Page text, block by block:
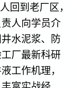
回到老厂区，
人向学员介
水泥浆、防
厂最新科研
工作机理，